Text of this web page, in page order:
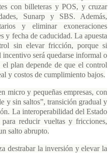
con billeteras y POS, y cruzar
Sunarp y SBS. Además,
y eliminar exoneraciones
y fecha de caducidad. La apuesta
sin elevar fricción, porque si
será quedarse informal o
el plan depende de que el control
y costos de cumplimiento bajos.
micro y pequeñas empresas, con
y sin saltos”, transición gradual y
La interoperabilidad del Estado
reducir vueltas y fricciones,
salto abrupto.
destrabar la inversión y elevar la